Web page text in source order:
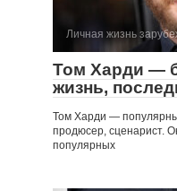
Личная жизнь
Том Харди —
жизнь,
Том Харди —
продюсер, сценарист.
популярных